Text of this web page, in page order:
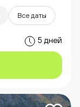
Все даты
5 дней